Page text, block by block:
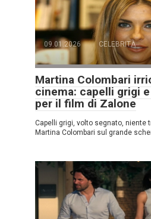
09.01.2026
CELEBRITÀ
Martina Colombari
cinema: capelli grigi
per il film di Zalone
Capelli grigi, volto segnato, niente
Martina Colombari sul grande